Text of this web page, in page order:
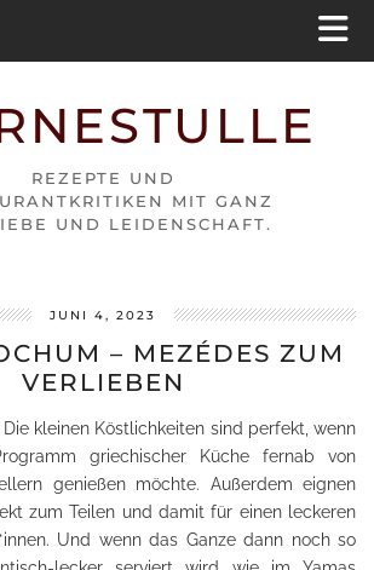
REZEPTE UND
MIT GANZ
UND LEIDENSCHAFT.
JUNI 4, 2023
– MEZÉDES ZUM
VERLIEBEN
kleinen Köstlichkeiten sind perfekt, wenn
griechischer Küche fernab von
genießen möchte. Außerdem eignen
zum Teilen und damit für einen leckeren
Und wenn das Ganze dann noch so